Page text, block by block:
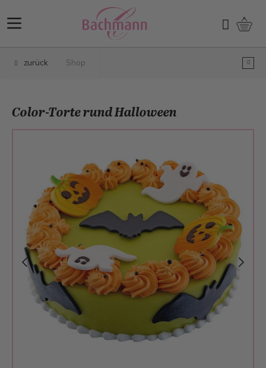
Suchen
zurück Shop
Color-Torte rund Halloween